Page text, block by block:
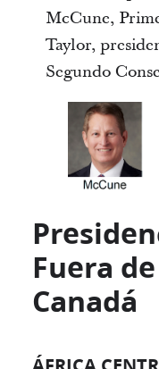
McCune,
Taylor,
Segundo
Fuera de
Canadá